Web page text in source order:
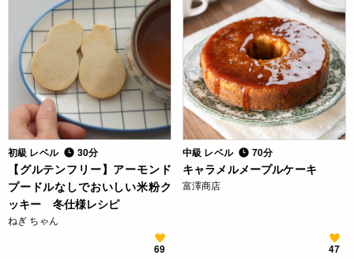
初級 レベル 30分
【グルテンフリー】アーモンド
プードルなしでおいしい米粉ク
ッキー 冬仕様レシピ
ねぎ ちゃん
69
中級 レベル 70分
キャラメルメープルケーキ
富澤商店
47